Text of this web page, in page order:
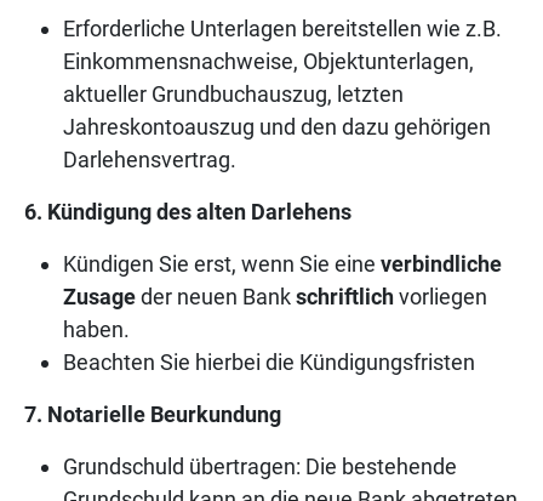
Erforderliche Unterlagen bereitstellen wie z.B.
Einkommensnachweise, Objektunterlagen,
aktueller Grundbuchauszug, letzten
Jahreskontoauszug und den dazu gehörigen
Darlehensvertrag.
6. Kündigung des alten Darlehens
Kündigen Sie erst, wenn Sie eine verbindliche
Zusageder neuen Bankschriftlichvorliegen
haben.
Beachten Sie hierbei die Kündigungsfristen
7. Notarielle Beurkundung
Grundschuld übertragen: Die bestehende